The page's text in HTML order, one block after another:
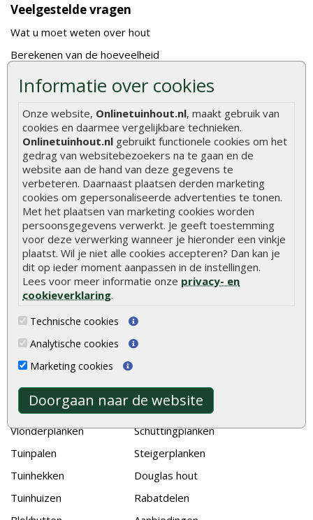
Informatie over cookies
Onze website, Onlinetuinhout.nl, maakt gebruik van
cookies en daarmee vergelijkbare technieken.
Onlinetuinhout.nl gebruikt functionele cookies om het
gedrag van websitebezoekers na te gaan en de
website aan de hand van deze gegevens te
verbeteren. Daarnaast plaatsen derden marketing
cookies om gepersonaliseerde advertenties te tonen.
Met het plaatsen van marketing cookies worden
persoonsgegevens verwerkt. Je geeft toestemming
voor deze verwerking wanneer je hieronder een vinkje
plaatst. Wil je niet alle cookies accepteren? Dan kan je
dit op ieder moment aanpassen in de instellingen.
Lees voor meer informatie onze privacy- en
cookieverklaring.
Technische cookies
Analytische cookies
Marketing cookies
Doorgaan naar de website
Veelgestelde vragen
Wat u moet weten over hout
Berekenen van de hoeveelheid
Foto's en voorbeelden
Gekeurd hout
De fundering van een vlonder leggen
Hoe zelf een houten overkapping maken
Hoe zelf een vlonder leggen
Hoe betonpaal plaatsen
Hoe schutting plaatsen
De 9 beste tuinschermen van Onlinetuinhout.nl
Stijlvolle houtsoorten voor in de tuin
Duurzame tuin
Welke palen voor een schapenhek
Alle populaire categorieën
Tuinhout
Schutting
Vlonderplanken
Tuinpalen
Tuinhekken
Tuinhuizen
Tuindeuren
Tuinschermen
Schuttingplanken
Steigerplanken
Douglas hout
Rabatdelen